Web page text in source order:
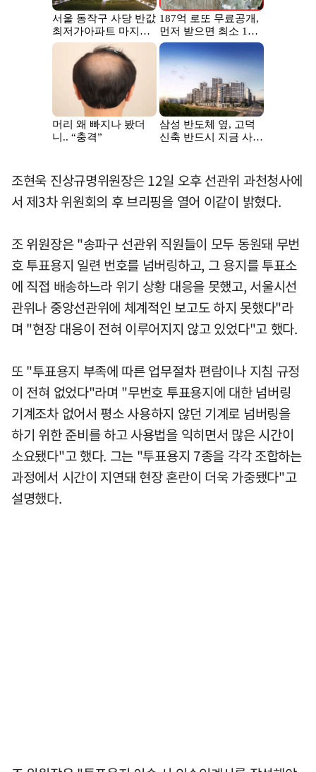
조현욱 진상규명위원장은 12일 오후 선관위 과천청사에
서 제3차 위원회의 후 브리핑을 열어 이같이 밝혔다.
조 위원장은 "송파구 선관위 직원들이 모두 동원돼 무번
호 투표용지 일련 번호를 넘버링하고, 그 용지를 투표소
에 직접 배송하느라 위기 상황 대응을 못했고, 서울시선
관위나 중앙선관위에 체계적인 보고도 하지 못했다"라
며 "현장 대응이 전혀 이루어지지 않고 있었다"고 했다.
또 "투표용지 부족에 따른 업무절차 편람이나 지침 규정
이 전혀 없었다"라며 "무번호 투표용지에 대한 넘버링
기계조차 없어서 평소 사용하지 않던 기계로 넘버링을
하기 위한 준비를 하고 사용법을 익히면서 많은 시간이
소요됐다"고 했다. 그는 "투표용지 7종을 각각 조합하는
과정에서 시간이 지연돼 현장 혼란이 더욱 가중됐다"고
설명했다.